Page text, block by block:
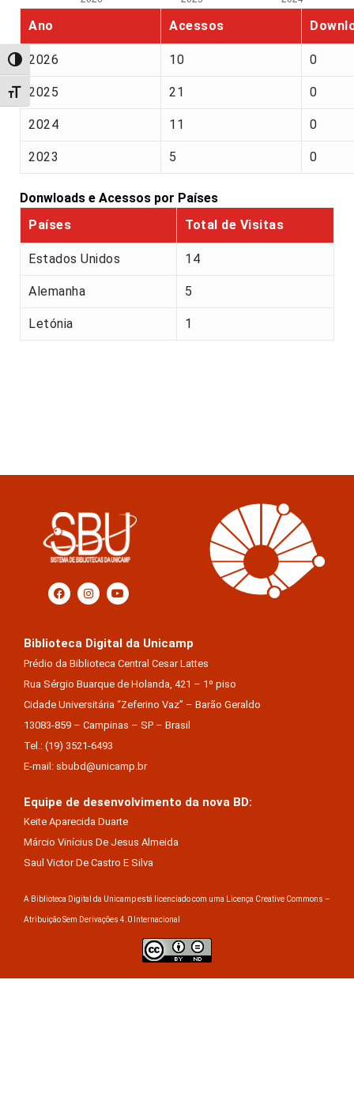
Alternar alto contraste
Alternar tamanho da fonte
Ano Acessos
2026 10 0
2025 21 0
2024 11 0
2023 5 0
Donwloads e Acessos por Países
Países
Total de Visitas
Estados Unidos 14
Alemanha 5
Letónia 1
Biblioteca Digital da Unicamp
Prédio da Biblioteca Central Cesar Lattes
Rua Sérgio Buarque de Holanda, 421 – 1º piso
Cidade Universitária “Zeferino Vaz” – Barão Geraldo
13083-859 – Campinas – SP – Brasil
Tel.: (19) 3521-6493
E-mail: sbubd@unicamp.br
Equipe de desenvolvimento da nova BD:
Keite Aparecida Duarte
Márcio Vinícius De Jesus Almeida
Saul Victor De Castro E Silva
A Biblioteca Digital da Unicamp está licenciado com uma Licença Creative Commons –
Atribuição Sem Derivações 4.0 Internacional